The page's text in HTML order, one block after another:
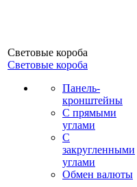
Световые короба
Световые короба
Панель-
кронштейны
С прямыми
углами
С
закругленными
углами
Обмен валюты